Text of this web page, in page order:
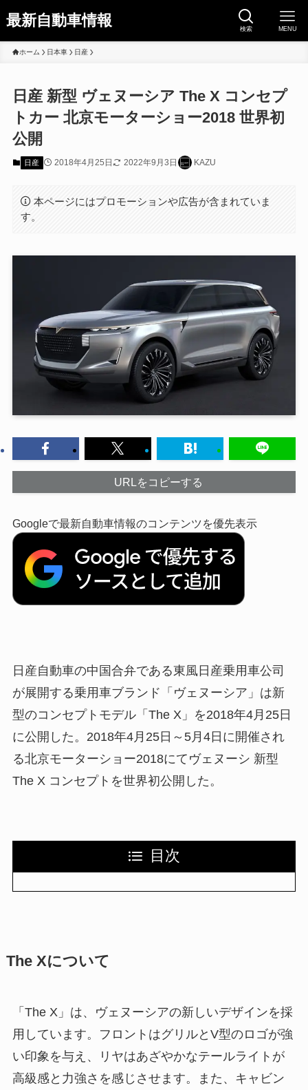
最新自動車情報 検索 MENU
ホーム 日本車 日産
日産 新型 ヴェヌーシア The X コンセプ
トカー 北京モーターショー2018 世界初
公開
日産 2018年4月25日 2022年9月3日 KAZU
本ページにはプロモーションや広告が含まれていま
す。
URLをコピーする
Googleで最新自動車情報のコンテンツを優先表示
日産自動車の中国合弁である東風日産乗用車公司
が展開する乗用車ブランド「ヴェヌーシア」は新
型のコンセプトモデル「The X」を2018年4月25日
に公開した。2018年4月25日～5月4日に開催され
る北京モーターショー2018にてヴェヌーシ 新型
The X コンセプトを世界初公開した。
目次
The Xについて
「The X」は、ヴェヌーシアの新しいデザインを採
用しています。フロントはグリルとV型のロゴが強
い印象を与え、リヤはあざやかなテールライトが
高級感と力強さを感じさせます。また、キャビン